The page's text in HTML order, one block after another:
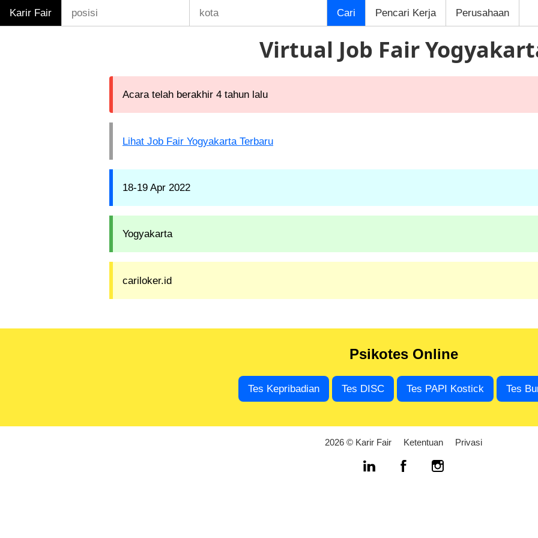
Karir Fair Cari Pencari Kerja Perusahaan
Virtual Job Fair
Acara telah berakhir 4 tahun lalu
Lihat Job Fair Yogyakarta Terbaru
18-19 Apr 2022
Yogyakarta
cariloker.id
Psikotes Online
Tes Kepribadian Tes DISC Tes PAPI Kostick Tes
2026 © Karir Fair Ketentuan Privasi